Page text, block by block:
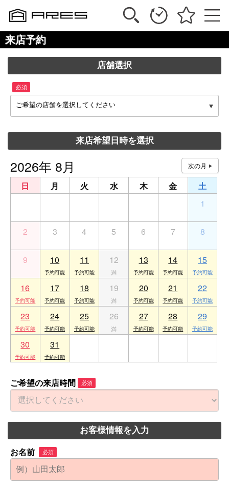
来店予約
店舗選択
必須
ご希望の店舗を選択してください
来店希望日時を選択
2026年 8月
日 月 火 水 木 金
土
1
2 3 4 5 6 7 8
9 10 11 12 13 14 15
16 17 18 19 20 21 22
23 24 25 26 27 28 29
30 31
ご希望の来店時間 必須
お客様情報を入力
お名前 必須